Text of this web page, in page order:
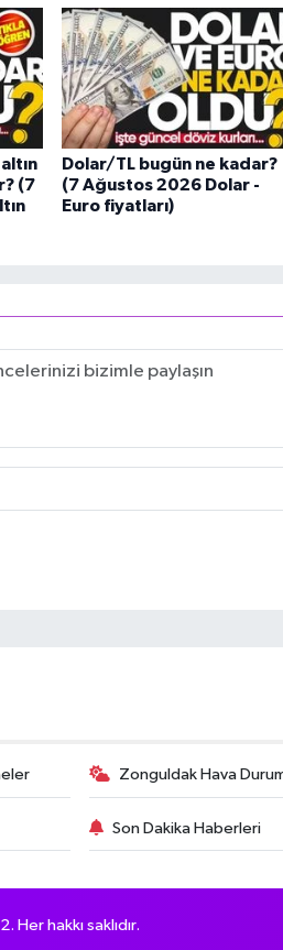
(7
Dolar/TL bugün ne kadar?
(7 Ağustos 2026 Dolar -
Euro fiyatları)
Zonguldak Hava
Son Dakika Haberleri
hakkı saklıdır.